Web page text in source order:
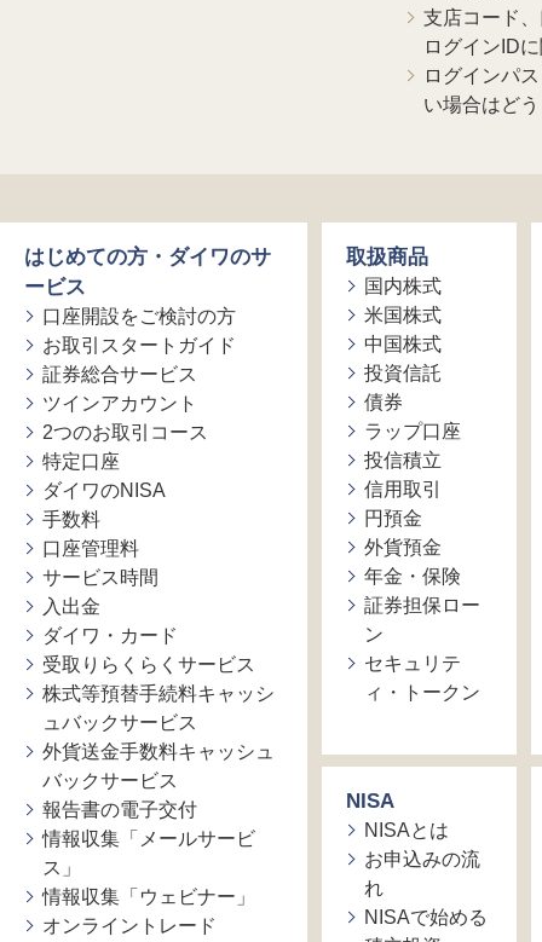
支店コード
ログインID
ログインパ
い場合はど
はじめての方・ダイワのサ
ービス
口座開設をご検討の方
お取引スタートガイド
証券総合サービス
ツインアカウント
2つのお取引コース
特定口座
ダイワのNISA
手数料
口座管理料
サービス時間
入出金
ダイワ・カード
受取りらくらくサービス
株式等預替手続料キャッシ
ュバックサービス
外貨送金手数料キャッシュ
バックサービス
報告書の電子交付
情報収集「メールサービ
ス」
情報収集「ウェビナー」
オンライントレード
取扱商品
国内株式
米国株式
中国株式
投資信託
債券
ラップ口座
投信積立
信用取引
円預金
外貨預金
年金・保険
証券担保ロー
ン
セキュリテ
ィ・トークン
NISA
NISAとは
お申込みの流
れ
NISAで始める